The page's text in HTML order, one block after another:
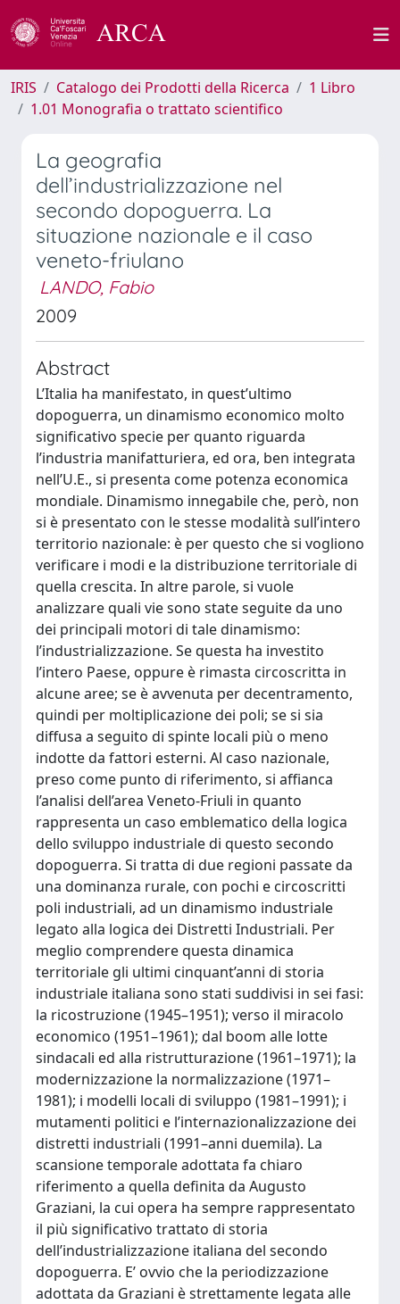
IRIS Catalogo dei Prodotti della Ricerca
1 Libro
1.01 Monografia o trattato scientifico
La geografia
dell’industrializzazione nel
secondo dopoguerra. La
situazione nazionale e il caso
veneto-friulano
LANDO, Fabio
2009
Abstract
L’Italia ha manifestato, in quest’ultimo
dopoguerra, un dinamismo economico molto
significativo specie per quanto riguarda
l’industria manifatturiera, ed ora, ben integrata
nell’U.E., si presenta come potenza economica
mondiale. Dinamismo innegabile che, però, non
si è presentato con le stesse modalità sull’intero
territorio nazionale: è per questo che si vogliono
verificare i modi e la distribuzione territoriale di
quella crescita. In altre parole, si vuole
analizzare quali vie sono state seguite da uno
dei principali motori di tale dinamismo:
l’industrializzazione. Se questa ha investito
l’intero Paese, oppure è rimasta circoscritta in
alcune aree; se è avvenuta per decentramento,
quindi per moltiplicazione dei poli; se si sia
diffusa a seguito di spinte locali più o meno
indotte da fattori esterni. Al caso nazionale,
preso come punto di riferimento, si affianca
l’analisi dell’area Veneto-Friuli in quanto
rappresenta un caso emblematico della logica
dello sviluppo industriale di questo secondo
dopoguerra. Si tratta di due regioni passate da
una dominanza rurale, con pochi e circoscritti
poli industriali, ad un dinamismo industriale
legato alla logica dei Distretti Industriali. Per
meglio comprendere questa dinamica
territoriale gli ultimi cinquant’anni di storia
industriale italiana sono stati suddivisi in sei fasi:
la ricostruzione (1945–1951); verso il miracolo
economico (1951–1961); dal boom alle lotte
sindacali ed alla ristrutturazione (1961–1971); la
modernizzazione la normalizzazione (1971–
1981); i modelli locali di sviluppo (1981–1991); i
mutamenti politici e l’internazionalizzazione dei
distretti industriali (1991–anni duemila). La
scansione temporale adottata fa chiaro
riferimento a quella definita da Augusto
Graziani, la cui opera ha sempre rappresentato
il più significativo trattato di storia
dell’industrializzazione italiana del secondo
dopoguerra. E’ ovvio che la periodizzazione
adottata da Graziani è strettamente legata alle